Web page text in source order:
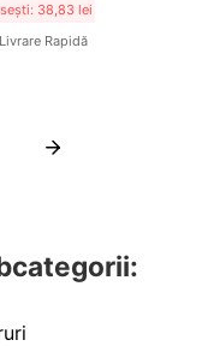
38,83 lei
Rapidă